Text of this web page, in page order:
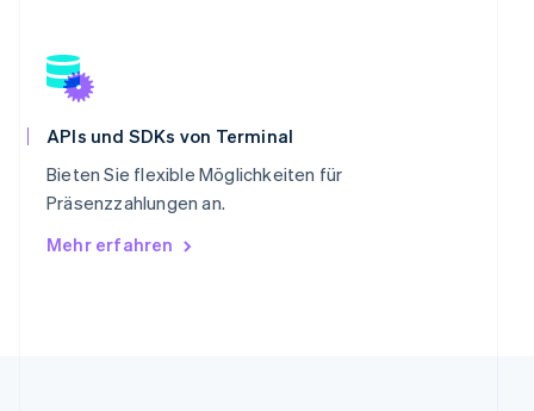
APIs und SDKs von Terminal
Bieten Sie flexible Möglichkeiten für
Präsenzzahlungen an.
Mehr erfahren
Spanien
Thailand
Tschechische Republik
English
English